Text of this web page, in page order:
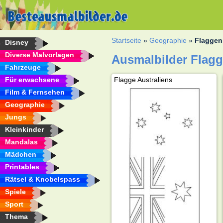
Disney
Diverse Malvorlagen
Fahrzeuge
Für erwachsene
Film & Fernsehen
Geographie
Jungs
Kleinkinder
Mandalas
Mädchen
Printables
Rätsel & Knobelspass
Spiele
Sport
Thema
Startseite »Geographie » Flaggen
Ausmalbilder
Flagge Australiens